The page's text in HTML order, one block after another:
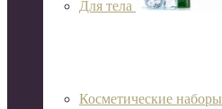
Для тела
Косметические наборы